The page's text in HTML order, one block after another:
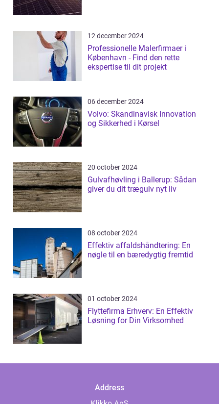
12 december 2024
Professionelle Malerfirmaer i
København - Find den rette
ekspertise til dit projekt
06 december 2024
Volvo: Skandinavisk Innovation
og Sikkerhed i Kørsel
20 october 2024
Gulvafhøvling i Ballerup: Sådan
giver du dit trægulv nyt liv
08 october 2024
Effektiv affaldshåndtering: En
nøgle til en bæredygtig fremtid
01 october 2024
Flyttefirma Erhverv: En Effektiv
Løsning for Din Virksomhed
Address